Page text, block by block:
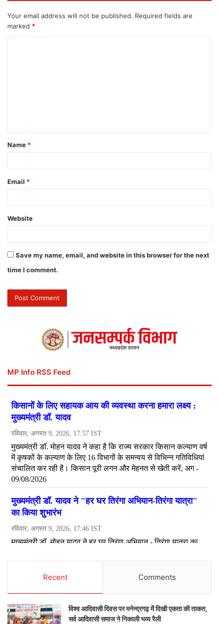
Your email address will not be published. Required fields are
marked *
Name *
Email *
Website
Save my name, email, and website in this browser for the next
time I comment.
MP Info RSS Feed
Recent Comments
विश्व आदिवासी दिवस पर मनेन्द्रगढ़ में दिखी एकता की ताकत,
सर्व आदिवासी समाज ने निकाली भव्य रैली